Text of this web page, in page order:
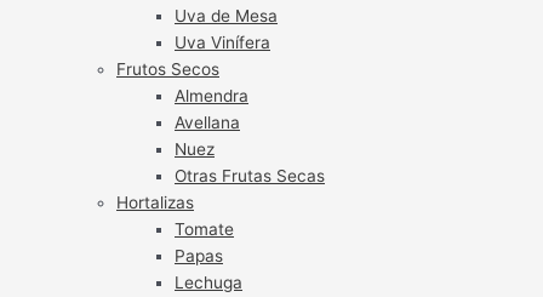
Uva de Mesa
Uva Vinífera
Frutos Secos
Almendra
Avellana
Nuez
Otras Frutas Secas
Hortalizas
Tomate
Papas
Lechuga